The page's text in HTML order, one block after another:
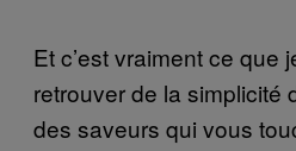
Et c’est vraiment ce que
retrouver de la simplicité
des saveurs qui vous